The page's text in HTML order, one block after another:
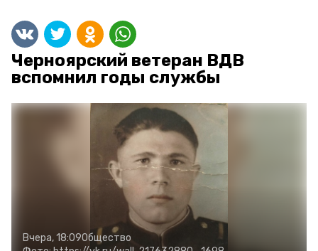
Черноярский ветеран ВДВ
вспомнил годы службы
Вчера, 18:09Общество